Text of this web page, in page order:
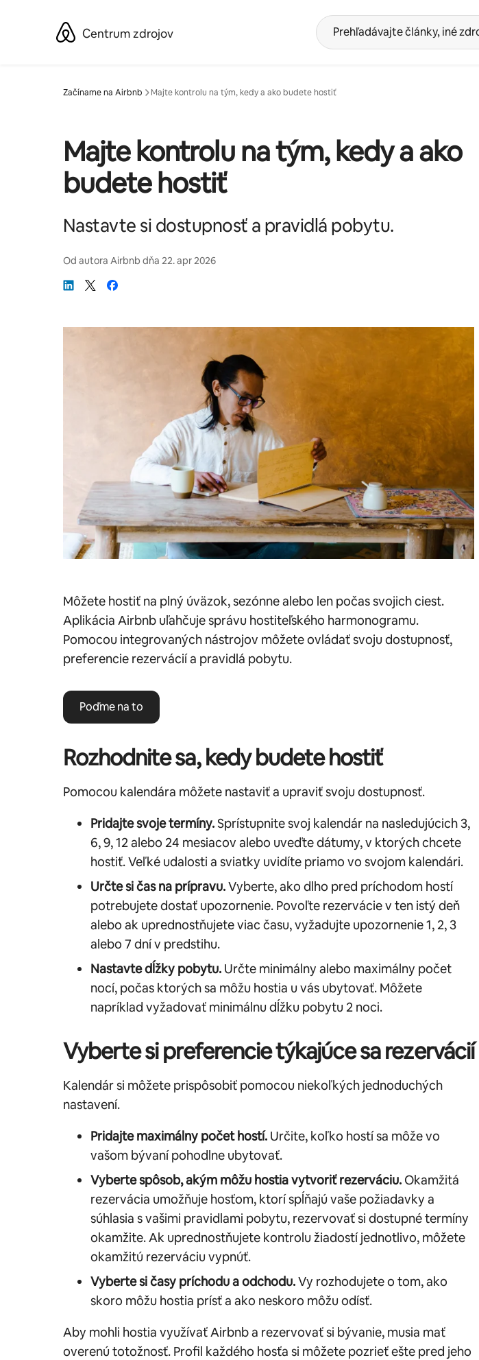
Centrum zdrojov
Začíname na Airbnb Majte kontrolu na tým, kedy a ako budete hostiť
Majte kontrolu na tým, kedy a ako
budete hostiť
Nastavte si dostupnosť a pravidlá pobytu.
Od autora Airbnb dňa 22. apr 2026
Môžete hostiť na plný úväzok, sezónne alebo len počas svojich ciest.
Aplikácia Airbnb uľahčuje správu hostiteľského harmonogramu.
Pomocou integrovaných nástrojov môžete ovládať svoju dostupnosť,
preferencie rezervácií a pravidlá pobytu.
Poďme na to
Rozhodnite sa, kedy budete hostiť
Pomocou kalendára môžete nastaviť a upraviť svoju dostupnosť.
Pridajte svoje termíny.Sprístupnite svoj kalendár na nasledujúcich 3,
6, 9, 12 alebo 24 mesiacov alebo uveďte dátumy, v ktorých chcete
hostiť. Veľké udalosti a sviatky uvidíte priamo vo svojom kalendári.
Určte si čas na prípravu.Vyberte, ako dlho pred príchodom hostí
potrebujete dostať upozornenie. Povoľte rezervácie v ten istý deň
alebo ak uprednostňujete viac času, vyžadujte upozornenie 1, 2, 3
alebo 7 dní v predstihu.
Nastavte dĺžky pobytu. Určte minimálny alebo maximálny počet
nocí, počas ktorých sa môžu hostia u vás ubytovať. Môžete
napríklad vyžadovať minimálnu dĺžku pobytu 2 noci.
Vyberte si preferencie týkajúce sa rezervácií
Kalendár si môžete prispôsobiť pomocou niekoľkých jednoduchých
nastavení.
Pridajte maximálny počet hostí. Určite, koľko hostí sa môže vo
vašom bývaní pohodlne ubytovať.
Vyberte spôsob, akým môžu hostia vytvoriť rezerváciu. Okamžitá
rezervácia umožňuje hosťom, ktorí spĺňajú vaše požiadavky a
súhlasia s vašimi pravidlami pobytu, rezervovať si dostupné termíny
okamžite. Ak uprednostňujete kontrolu žiadostí jednotlivo, môžete
okamžitú rezerváciu vypnúť.
Vyberte si časy príchodu a odchodu.Vy rozhodujete o tom, ako
skoro môžu hostia prísť a ako neskoro môžu odísť.
Aby mohli hostia využívať Airbnb a rezervovať si bývanie, musia mať
overenú totožnosť. Profil každého hosťa si môžete pozrieť ešte pred jeho